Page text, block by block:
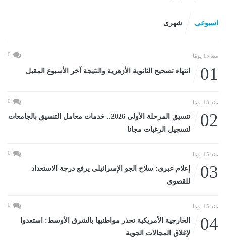
اسبوعى شهرى
منذ 15 يومًا 0
01 انتهاء تصحيح الثانوية الأزهرية والنتيجة آخر الأسبوع المقبل
منذ 13 يومًا 0
02
تنسيق المرحلة الأولى 2026.. خدمات معامل التنسيق بالجامعات
لتسجيل الرغبات مجانا
منذ 15 يومًا 0
03
إعلام عبرى: سلاح الجو الإسرائيلى يرفع درجة الاستعداد
للقصوى
منذ 15 يومًا 0
04
الخارجية الأمريكية تحذر مواطنيها بالشرق الأوسط: استعدوا
لإغلاق المجالات الجوية